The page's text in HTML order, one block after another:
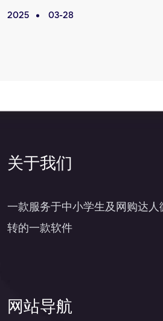
2025 03-28
关于我们
一款服务于中小学生及网购达
转的一款软件
网站导航